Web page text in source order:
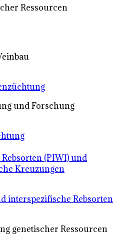
Ressourcen
und Forschung
(PIWI) und
Kreuzungen
interspezifische Rebsorten
genetischer Ressourcen